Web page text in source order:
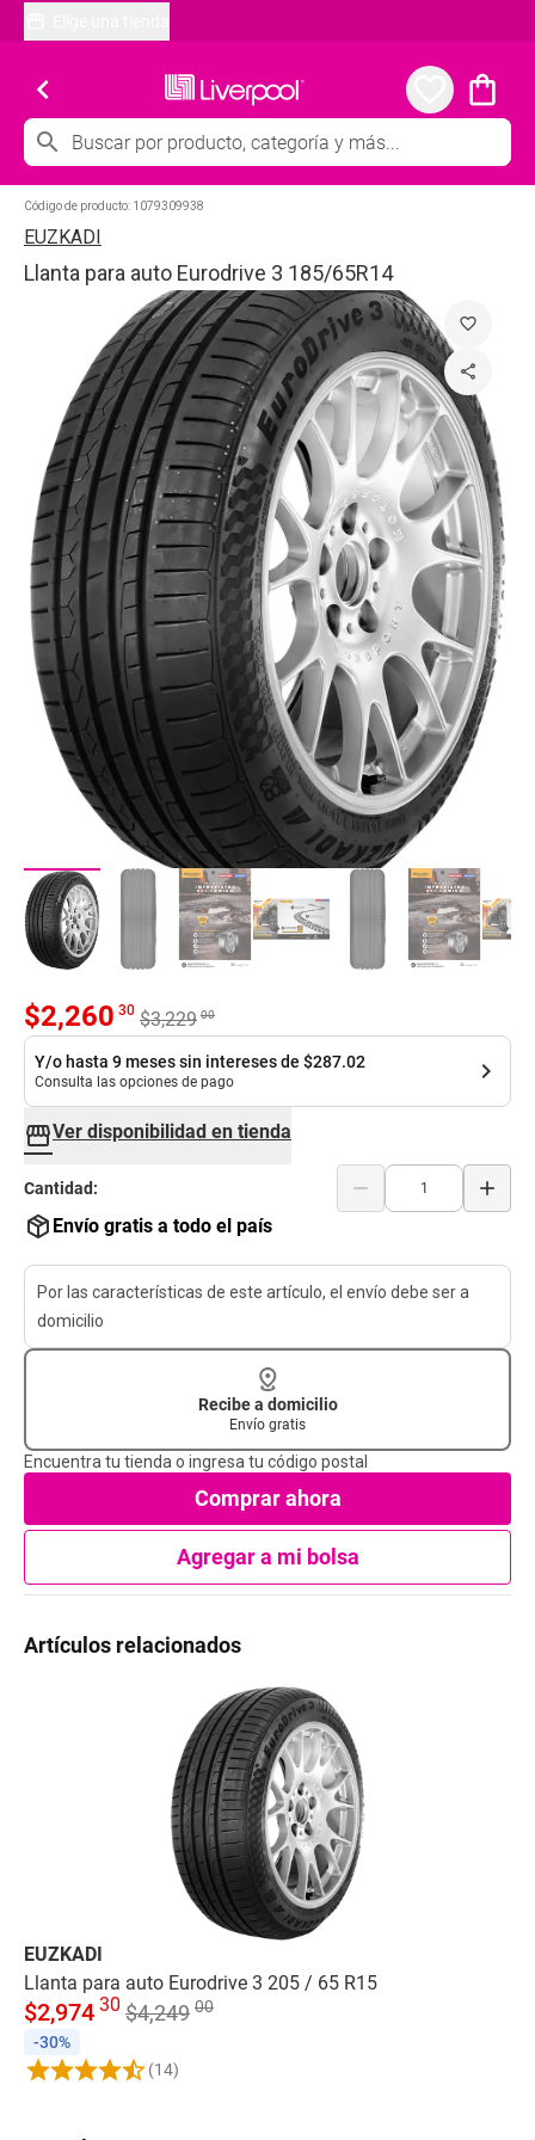
chevron_left shopping_bag
search
Código de producto: 1079309938
EUZKADI
Llanta para auto Eurodrive 3 185/65R14
favorite_border
$2,260 30 $3,229 00
Y/o hasta 9 meses sin intereses de $287.02
Consulta las opciones de pago chevron_right
Ver disponibilidad en tienda
storefront
Cantidad: remove add
Envío gratis a todo el país
Por las características de este artículo, el envío debe ser a
domicilio
Recibe a domicilio
Envío gratis
Encuentra tu tienda o ingresa tu código postal
Comprar ahora
Agregar a mi bolsa
Artículos relacionados
EUZKADI
Llanta para auto Eurodrive 3 205 / 65 R15
$2,974 30 $4,249 00
-30%
(14)